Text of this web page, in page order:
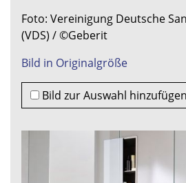
Foto: Vereinigung Deutsche
(VDS) / ©Geberit
Bild in Originalgröße
Bild zur Auswahl hinzufügen